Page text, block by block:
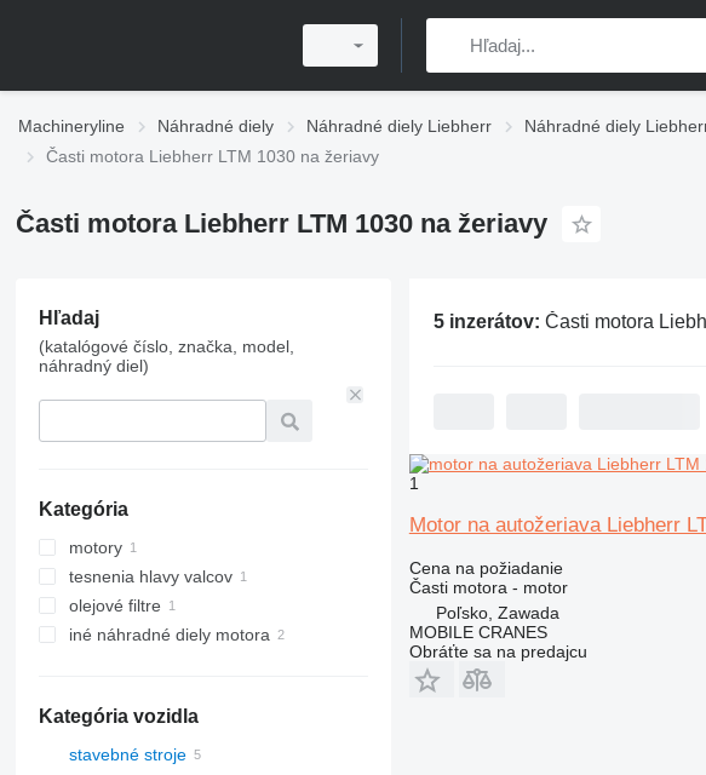
Machineryline Náhradné diely Náhradné diely Liebherr Náhradné diely
Časti motora Liebherr LTM 1030 na žeriavy
Časti motora Liebherr LTM 1030 na žeriavy
Hľadaj
(katalógové číslo, značka, model,
náhradný diel)
Kategória
motory
tesnenia hlavy valcov
olejové filtre
iné náhradné diely motora
Kategória vozidla
stavebné stroje
5 inzerátov: Časti motora Liebherr LTM
1
Motor na autožeriava Liebherr
Cena na požiadanie
Časti motora - motor
Poľsko, Zawada
MOBILE CRANES
Obráťte sa na predajcu